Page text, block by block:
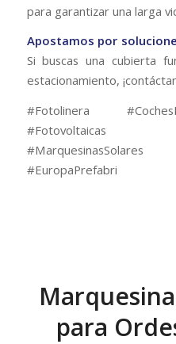
para garantizar una larga
Apostamos por
Si buscas una cubierta
estacionamiento,
#Fotolinera
#Fotovoltaicas
#EuropaPrefabri
para